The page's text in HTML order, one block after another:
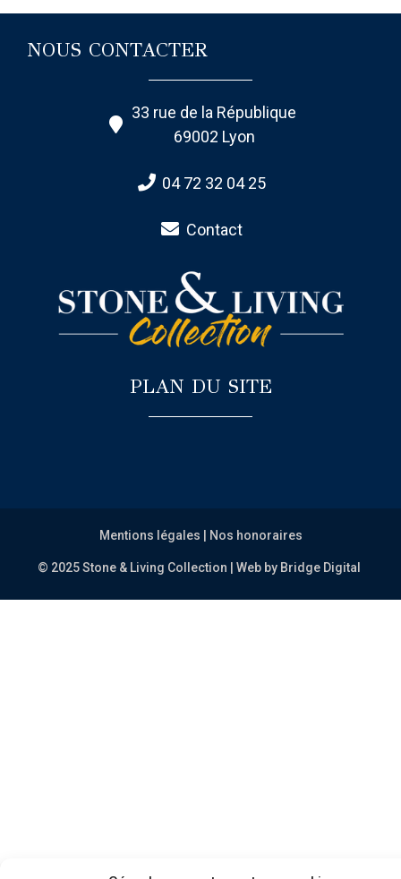
NOUS CONTACTER
33 rue de la République
69002 Lyon
04 72 32 04 25
Contact
PLAN DU SITE
Mentions légales | Nos honoraires
© 2025 Stone & Living Collection | Web by Bridge Digital